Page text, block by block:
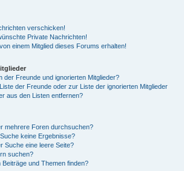
verschicken!
Private Nachrichten!
einem Mitglied dieses Forums erhalten!
der Freunde und ignorierten Mitglieder?
der Freunde oder zur Liste der ignorierten Mitglieder
aus den Listen entfernen?
mehrere Foren durchsuchen?
keine Ergebnisse?
Suche eine leere Seite?
suchen?
und Themen finden?